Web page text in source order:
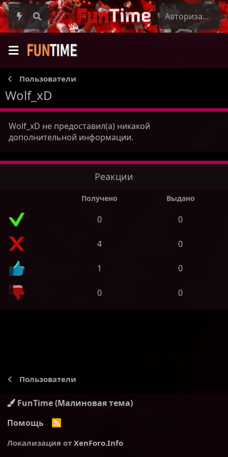
Авторизация
Пользователи
Wolf_xD
Wolf_xD не предоставил(а) никакой
дополнительной информации.
Реакции
Получено Выдано
0 0
4 0
1 0
0 0
Пользователи
FunTime (Малиновая тема)
Помощь
R
S
Локализация от XenForo.Info